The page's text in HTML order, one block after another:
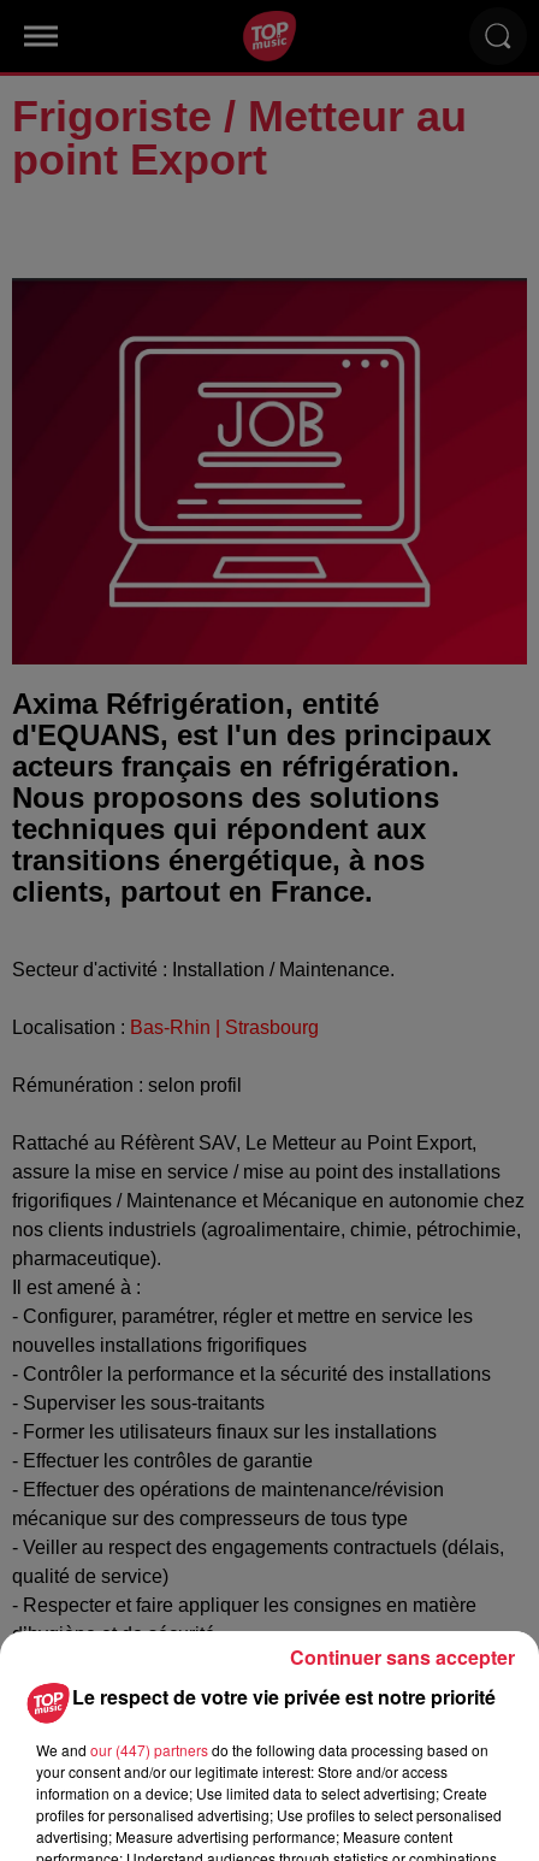
Frigoriste / Metteur au
point Export
Axima Réfrigération, entité
d'EQUANS, est l'un des principaux
acteurs français en réfrigération.
Nous proposons des solutions
techniques qui répondent aux
transitions énergétique, à nos
clients, partout en France.
Secteur d'activité : Installation / Maintenance.
Localisation : Bas-Rhin | Strasbourg
Rémunération : selon profil
Rattaché au Réfèrent SAV, Le Metteur au Point Export,
assure la mise en service / mise au point des installations
frigorifiques / Maintenance et Mécanique en autonomie chez
nos clients industriels (agroalimentaire, chimie, pétrochimie,
pharmaceutique).
Il est amené à :
- Configurer, paramétrer, régler et mettre en service les
nouvelles installations frigorifiques
- Contrôler la performance et la sécurité des installations
- Superviser les sous-traitants
- Former les utilisateurs finaux sur les installations
- Effectuer les contrôles de garantie
- Effectuer des opérations de maintenance/révision
mécanique sur des compresseurs de tous type
- Veiller au respect des engagements contractuels (délais,
qualité de service)
- Respecter et faire appliquer les consignes en matière
d’hygiène et de sécurité
- Être force de proposition pour nos clients en proposant des
amélioration valorisable commercialement
Postulez à l'offre : Frigoriste / Metteur au
point Export
Le respect de votre vie privée est notre priorité
We and our (447) partnersdo the following data processing based on
your consent and/or our legitimate interest: Store and/or access
information on a device; Use limited data to select advertising; Create
profiles for personalised advertising; Use profiles to select personalised
advertising; Measure advertising performance; Measure content
Continuer sans accepter